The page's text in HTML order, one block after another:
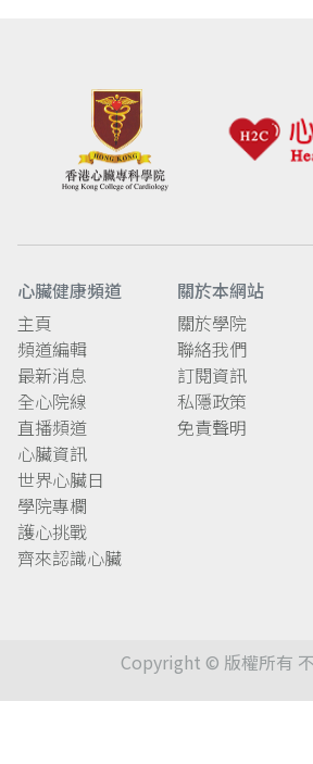
心臟健康頻道
主頁
頻道編輯
最新消息
全心院線
直播頻道
心臟資訊
世界心臟日
學院專欄
護心挑戰
齊來認識心臟
關於本網站
關於學院
聯絡我們
訂閱資訊
私隱政策
免責聲明
Copyright © 版權所有